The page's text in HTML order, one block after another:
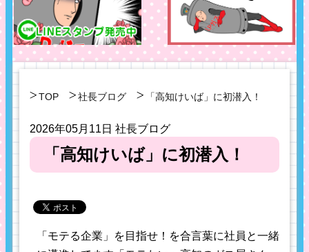
TOP 社長ブログ 「高知けいば」に初潜入！
2026年05月11日 社長ブログ
「高知けいば」に初潜入！
「モテる企業」を目指せ！を合言葉に社員と一緒